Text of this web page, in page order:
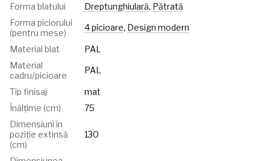
Forma blatului
Dreptunghiulară, Pătrată
Forma piciorului
(pentru mese)
4 picioare, Design modern
Material blat
PAL
Material
cadru/picioare
PAL
Tip finisaj
mat
Înălțime (cm)
75
Dimensiuni în
poziție extinsă
(cm)
130